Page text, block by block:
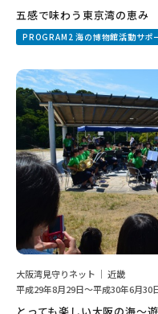
五感で味わう東京湾の恵み
PROGRAM2 海の博物館活動サポ
大阪湾見守りネット ｜ 近畿
平成29年8月29日〜平成30年6月30